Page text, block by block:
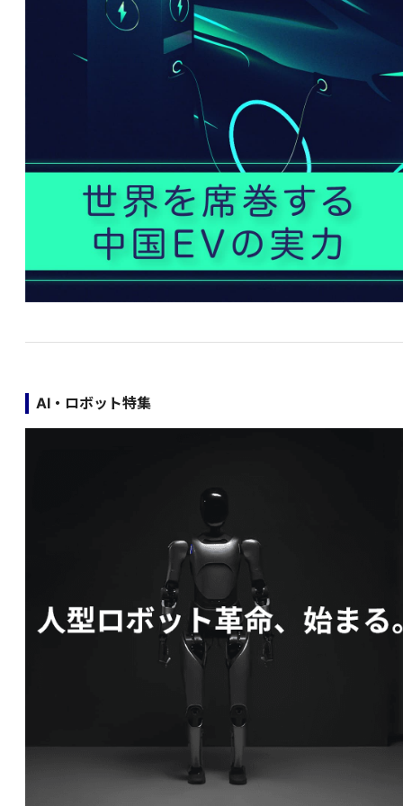
AI・ロボット特集